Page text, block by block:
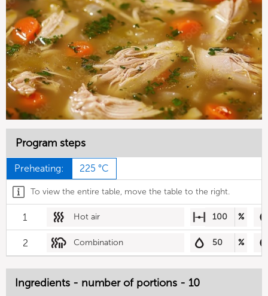
Program steps
Preheating: 225 °C
To view the entire table, move the table to the right.
1 Hot air 100 %
2 Combination 50 %
Ingredients - number of portions - 10